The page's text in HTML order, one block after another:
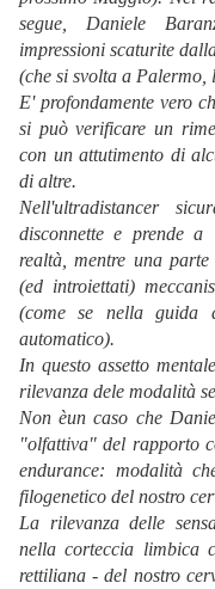
segue, Daniele
impressioni scaturite
(che si svolta a Palermo,
E' profondamente vero
si può verificare un
con un attutimento di
di altre.
Nell'ultradistancer
disconnette e prende
realtà, mentre una
(ed introiettati)
(come se nella guida
automatico).
In questo assetto
rilevanza dele modalità
Non èun caso che
"olfattiva" del rapporto
endurance: modalità
filogenetico del nostro
La rilevanza delle
nella corteccia limbica
rettiliana - del nostro